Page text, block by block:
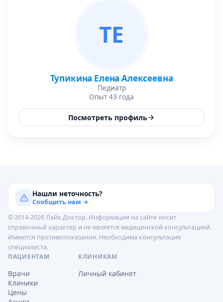
ТЕ
Тупикина Елена Алексеевна
Педиатр
Опыт 43 года
Посмотреть профиль
Нашли неточность?
Сообщить нам →
© 2014-2026 Лайк.Доктор. Информация на сайте носит
справочный характер и не является медицинской консультацией.
Имеются противопоказания. Необходима консультация
специалиста.
ПАЦИЕНТАМ
Врачи
Клиники
Цены
КЛИНИКАМ
Личный кабинет